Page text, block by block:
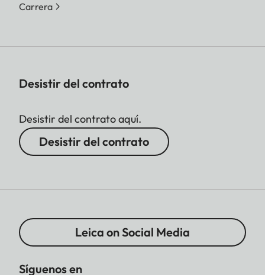
Carrera
Desistir del contrato
Desistir del contrato aquí.
Desistir del contrato
Leica on Social Media
Síguenos en